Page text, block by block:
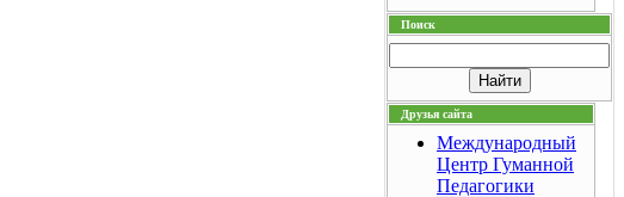
Поиск
Друзья сайта
Международный
Центр Гуманной
Педагогики